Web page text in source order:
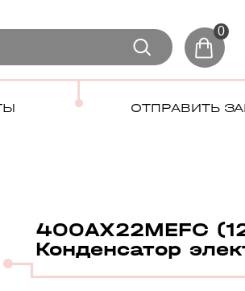
0
ОТПРАВИТЬ
400AX22MEFC
Конденсатор